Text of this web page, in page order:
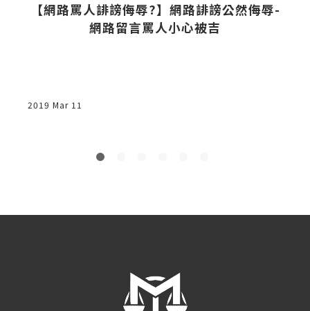
【網路罵人誹謗侮辱?】網路誹謗公然侮辱-
網路留言罵人小心被吉
2019 Mar 11